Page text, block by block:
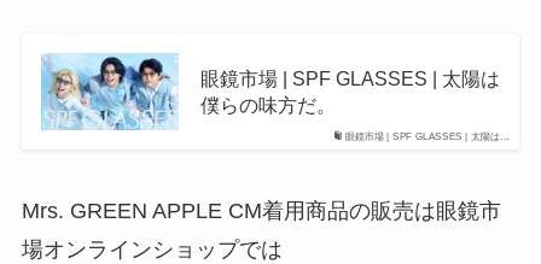
眼鏡市場 | SPF GLASSES | 太陽は…
眼鏡市場 | SPF GLASSES | 太陽は
僕らの味方だ。
Mrs. GREEN APPLE CM着用商品の販売は眼鏡市
場オンラインショップでは